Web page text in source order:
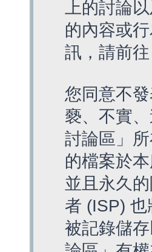
上的討論
的內容或
訊，請前往
您同意不
褻、不實
討論區」
的檔案於
並且永久
者 (ISP)
被記錄儲